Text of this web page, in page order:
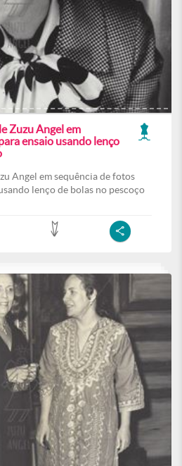
Zuzu Angel em
ensaio usando lenço
Angel em sequência de fotos
lenço de bolas no pescoço